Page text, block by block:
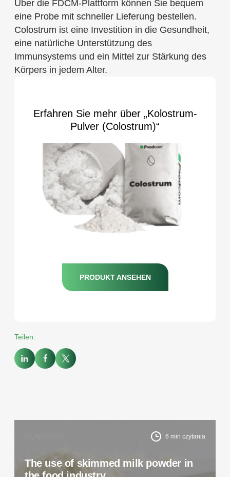
Über die FDCM-Plattform können Sie bequem
eine Probe mit schneller Lieferung bestellen.
Colostrum ist eine Investition in die Gesundheit,
eine natürliche Unterstützung des
Immunsystems und ein Mittel zur Stärkung des
Körpers in jedem Alter.
Erfahren Sie mehr über „Kolostrum-
Pulver (Colostrum)“
PRODUKT ANSEHEN
Teilen:
6 min czytania
The use of skimmed milk powder in